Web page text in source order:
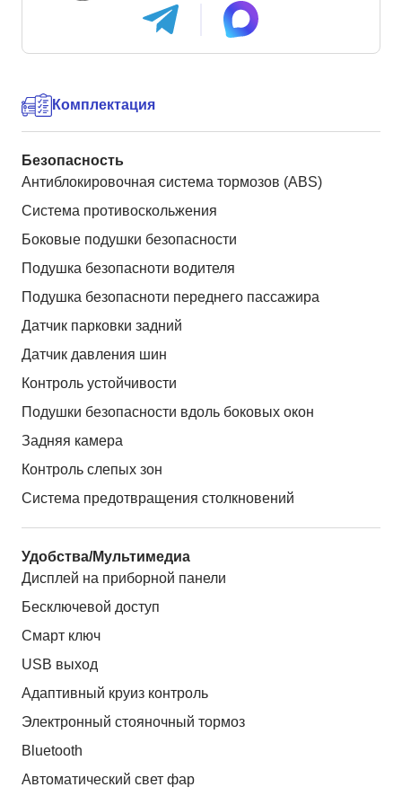
Комплектация
Безопасность
Антиблокировочная система тормозов (ABS)
Система противоскольжения
Боковые подушки безопасности
Подушка безопасноти водителя
Подушка безопасноти переднего пассажира
Датчик парковки задний
Датчик давления шин
Контроль устойчивости
Подушки безопасности вдоль боковых окон
Задняя камера
Контроль слепых зон
Система предотвращения столкновений
Удобства/Мультимедиа
Дисплей на приборной панели
Бесключевой доступ
Смарт ключ
USB выход
Адаптивный круиз контроль
Электронный стояночный тормоз
Bluetooth
Автоматический свет фар